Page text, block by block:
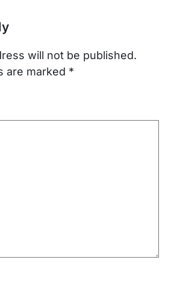
will not be published.
are marked *